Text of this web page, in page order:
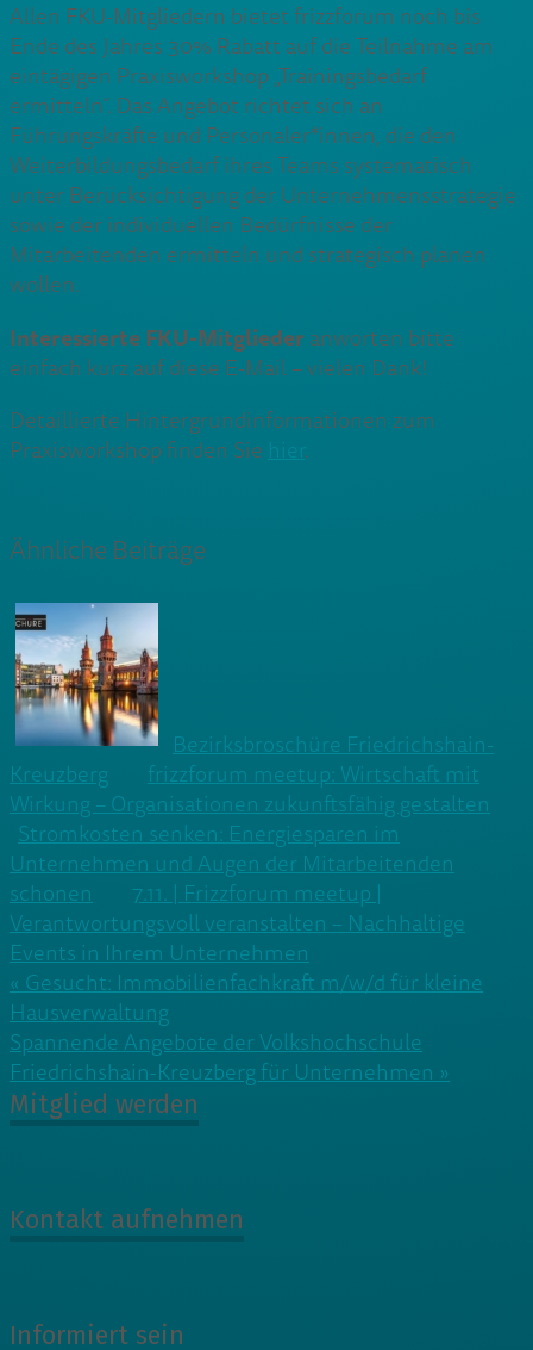
Allen FKU-Mitgliedern bietet frizzforum noch bis
Ende des Jahres 30% Rabatt auf die Teilnahme am
eintägigen Praxisworkshop „Trainingsbedarf
ermitteln“. Das Angebot richtet sich an
Führungskräfte und Personaler*innen, die den
Weiterbildungsbedarf ihres Teams systematisch
unter Berücksichtigung der Unternehmensstrategie
sowie der individuellen Bedürfnisse der
Mitarbeitenden ermitteln und strategisch planen
wollen.
Interessierte FKU-Mitglieder anworten bitte
einfach kurz auf diese E-Mail – vielen Dank!
Detaillierte Hintergrundinformationen zum
Praxisworkshop finden Sie
hier.
Ähnliche Beiträge
Bezirksbroschüre Friedrichshain-
Kreuzberg
frizzforum meetup: Wirtschaft mit
Wirkung – Organisationen zukunftsfähig gestalten
Stromkosten senken: Energiesparen im
Unternehmen und Augen der Mitarbeitenden
schonen
7.11. | Frizzforum meetup |
Verantwortungsvoll veranstalten – Nachhaltige
Events in Ihrem Unternehmen
Beitragsnavigation
« Gesucht: Immobilienfachkraft m/w/d für kleine
Hausverwaltung
Spannende Angebote der Volkshochschule
Friedrichshain-Kreuzberg für Unternehmen »
Mitglied werden
Kontakt aufnehmen
Informiert sein